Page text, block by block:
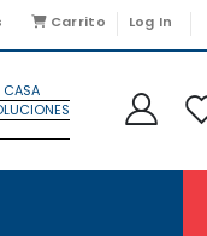
Carrito Log In
CASA